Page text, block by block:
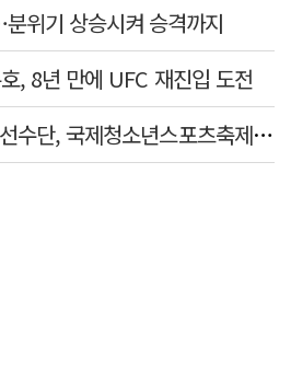
위기 상승시켜 승격까지
, 8년 만에 UFC 재진입 도전
'세계 무대 명중' 대구 선수단, 국제청소년스포츠축제 금1·동4개